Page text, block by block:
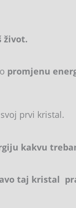
život.
promjenu
prvi kristal.
kakvu
taj kristal